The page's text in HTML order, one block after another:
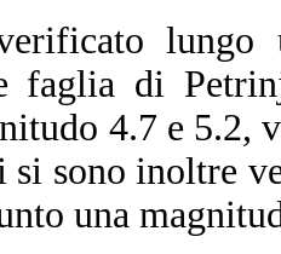
lungo
faglia di
4.7 e 5.2,
sono inoltre
una